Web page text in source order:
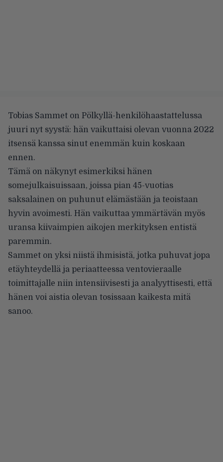
Tobias Sammet on Pölkyllä-henkilöhaastattelussa
juuri nyt syystä: hän vaikuttaisi olevan vuonna 2022
itsensä kanssa sinut enemmän kuin koskaan
ennen.
Tämä on näkynyt esimerkiksi hänen
somejulkaisuissaan, joissa pian 45-vuotias
saksalainen on puhunut elämästään ja teoistaan
hyvin avoimesti. Hän vaikuttaa ymmärtävän myös
uransa kiivaimpien aikojen merkityksen entistä
paremmin.
Sammet on yksi niistä ihmisistä, jotka puhuvat jopa
etäyhteydellä ja periaatteessa ventovieraalle
toimittajalle niin intensiivisesti ja analyyttisesti, että
hänen voi aistia olevan tosissaan kaikesta mitä
sanoo.